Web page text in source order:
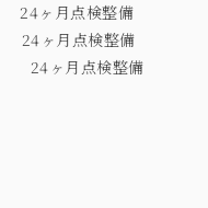
24ヶ 月点検整備
24ヶ 月点検整備
24ヶ 月点検整備